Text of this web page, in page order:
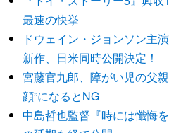
最速の快挙
ドウェイン・ジョンソン主
新作、日米同時公開決定！
宮藤官九郎、障がい児の父
顔”になるとNG
中島哲也監督『時には懺悔